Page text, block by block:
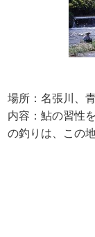
場所：名張川、
内容：鮎の習性
の釣りは、この